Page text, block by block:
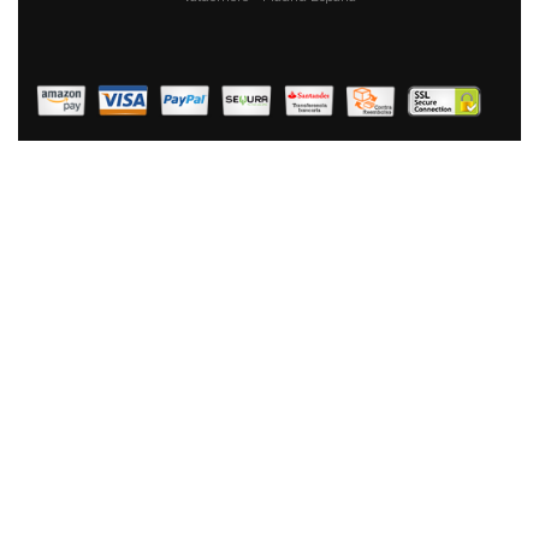
39,90 € 26,90 €
AÑADIR AL CARRITO